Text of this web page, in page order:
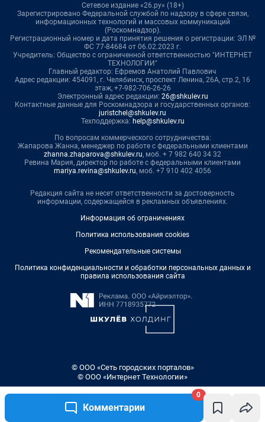
Комментарии
0
Сетевое издание «26.ру» (18+)
Зарегистрировано Федеральной службой по надзору в сфере связи,
информационных технологий и массовых коммуникаций
(Роскомнадзор).
Регистрационный номер и дата принятия решения о регистрации: ЭЛ №
ФС 77-84684 от 06.02.2023 г.
Учредитель: Общество с ограниченной ответственностью "ИНТЕРНЕТ
ТЕХНОЛОГИИ"
Главный редактор: Ефремов Анатолий Павлович
Адрес редакции: 454091, г. Челябинск, проспект Ленина, 26А, стр.2, 16
этаж, +7-982-706-26-26
Электронный адрес редакции: 26@shkulev.ru
Контактные данные для Роскомнадзора и государственных органов:
juristchel@shkulev.ru
Техподдержка: help@shkulev.ru
По вопросам коммерческого сотрудничества:
Жапарова Жанна, менеджер по работе с федеральными клиентами
zhanna.zhaparova@shkulev.ru, моб. + 7 982 640 34 32
Ревина Мария, директор по работе с федеральными клиентами
mariya.revina@shkulev.ru, моб. +7 910 402 4056
Редакция сайта не несет ответственности за достоверность
информации, содержащейся в рекламных объявлениях.
Информация об ограничениях
Политика использования cookies
Рекомендательные системы
Политика конфиденциальности и обработки персональных данных и
правила использования сайта
© ООО «Сеть городских порталов»
© ООО «Интернет Технологии»